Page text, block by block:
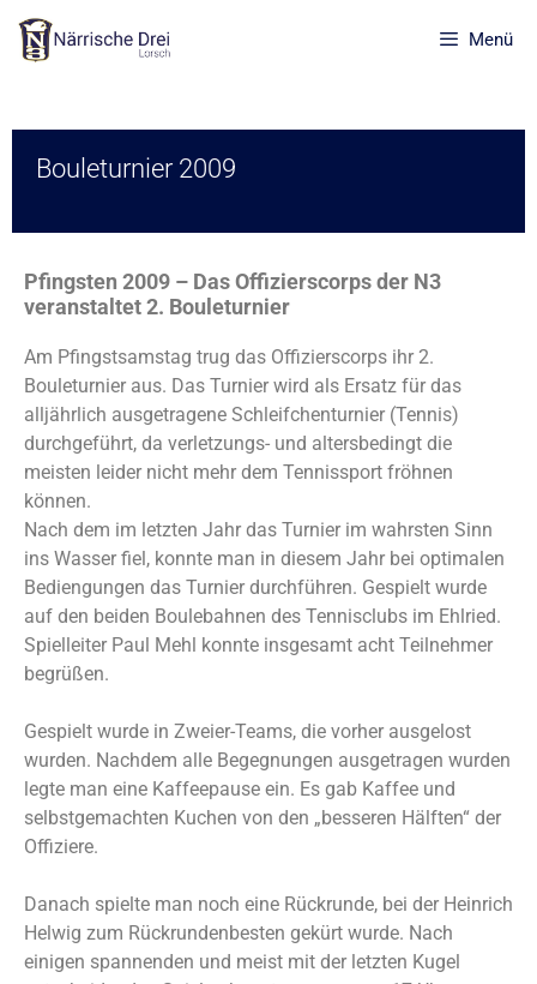
Menü
Bouleturnier 2009
Pfingsten 2009 – Das Offizierscorps der N3
veranstaltet 2. Bouleturnier
Am Pfingstsamstag trug das Offizierscorps ihr 2.
Bouleturnier aus. Das Turnier wird als Ersatz für das
alljährlich ausgetragene Schleifchenturnier (Tennis)
durchgeführt, da verletzungs- und altersbedingt die
meisten leider nicht mehr dem Tennissport fröhnen
können.
Nach dem im letzten Jahr das Turnier im wahrsten Sinn
ins Wasser fiel, konnte man in diesem Jahr bei optimalen
Bediengungen das Turnier durchführen. Gespielt wurde
auf den beiden Boulebahnen des Tennisclubs im Ehlried.
Spielleiter Paul Mehl konnte insgesamt acht Teilnehmer
begrüßen.
Gespielt wurde in Zweier-Teams, die vorher ausgelost
wurden. Nachdem alle Begegnungen ausgetragen wurden
legte man eine Kaffeepause ein. Es gab Kaffee und
selbstgemachten Kuchen von den „besseren Hälften“ der
Offiziere.
Danach spielte man noch eine Rückrunde, bei der Heinrich
Helwig zum Rückrundenbesten gekürt wurde. Nach
einigen spannenden und meist mit der letzten Kugel